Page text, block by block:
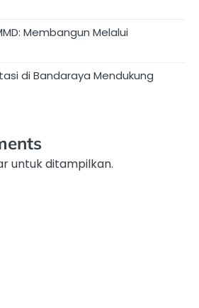
Membangun Melalui
di Bandaraya Mendukung
untuk ditampilkan.